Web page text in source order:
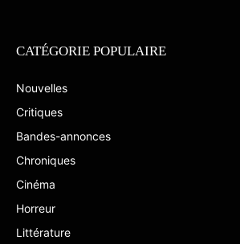
CATÉGORIE POPULAIRE
Nouvelles
Critiques
Bandes-annonces
Chroniques
Cinéma
Horreur
Littérature